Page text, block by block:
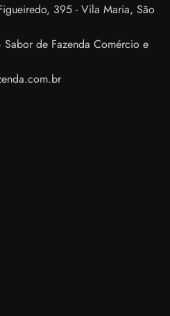
395 - Vila Maria, São
de Fazenda Comércio e